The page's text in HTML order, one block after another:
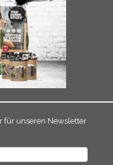
für unseren Newsletter